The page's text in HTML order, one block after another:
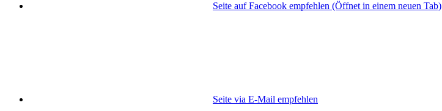
Seite auf Facebook empfehlen (Öffnet in einem neuen Tab)
Seite via E-Mail empfehlen